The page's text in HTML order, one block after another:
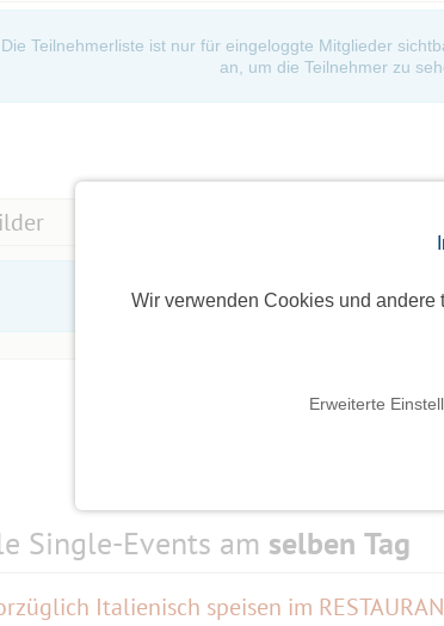
Wir verwenden Cookies und
Erweiterte
Die Teilnehmerliste ist nur für eingeloggte Mitglieder
an, um die Teilnehmer zu
Die
Single-Events am selben Tag
Italienisch speisen im